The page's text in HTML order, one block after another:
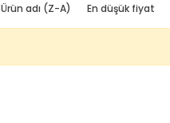
Ürün adı (Z-A) En düşük fiyat